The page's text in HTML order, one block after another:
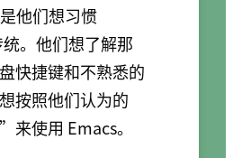
他们想习惯
。他们想了解那
快捷键和不熟悉的
按照他们认为的
来使用 Emacs。